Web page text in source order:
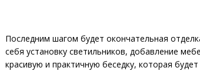
Последним шагом будет окончательная
себя установку светильников, добавление
красивую и практичную беседку, которая